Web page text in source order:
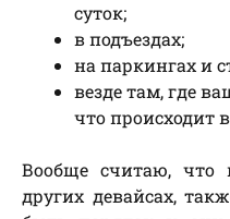
суток;
в подъездах;
на паркингах и
везде там, где
что происходит
Вообще считаю, что
других девайсах,